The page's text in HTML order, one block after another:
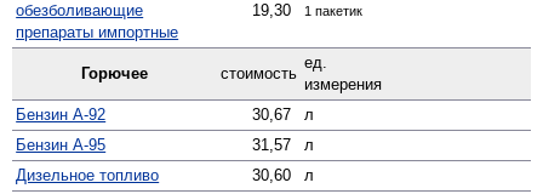
обезболивающие
препараты импортные
19,30 1 пакетик
Горючее стоимость
ед.
измерения
Бензин А-92
30,67
л
Бензин А-95
31,57
л
Дизельное топливо
30,60
л